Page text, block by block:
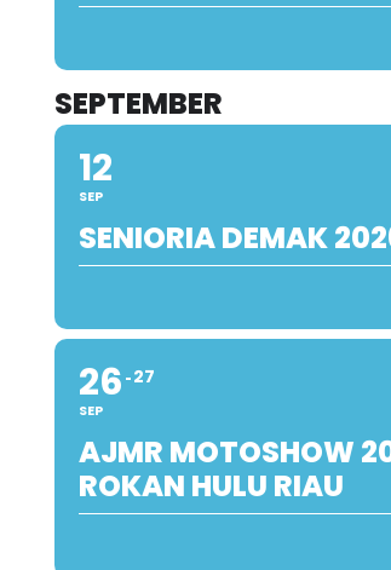
SEPTEMBER
12
SEP
SENIORIA DEMAK
26
SEP
27
AJMR MOTOSHOW
ROKAN HULU RIAU